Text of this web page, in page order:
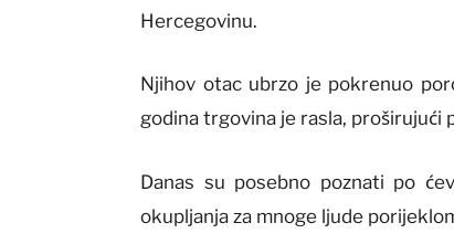
Hercegovinu.
Njihov otac ubrzo je pokrenuo
godina trgovina je rasla, proširujući
Danas su posebno poznati po
okupljanja za mnoge ljude